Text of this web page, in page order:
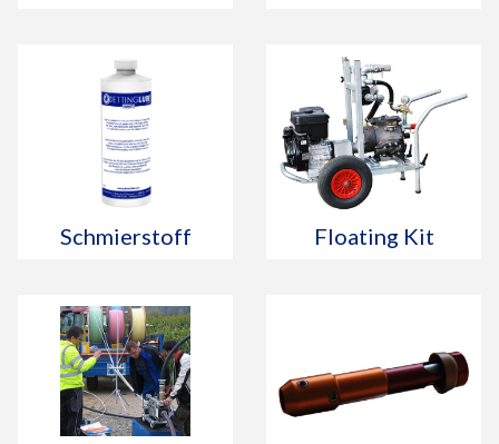
Schmierstoff Floating Kit